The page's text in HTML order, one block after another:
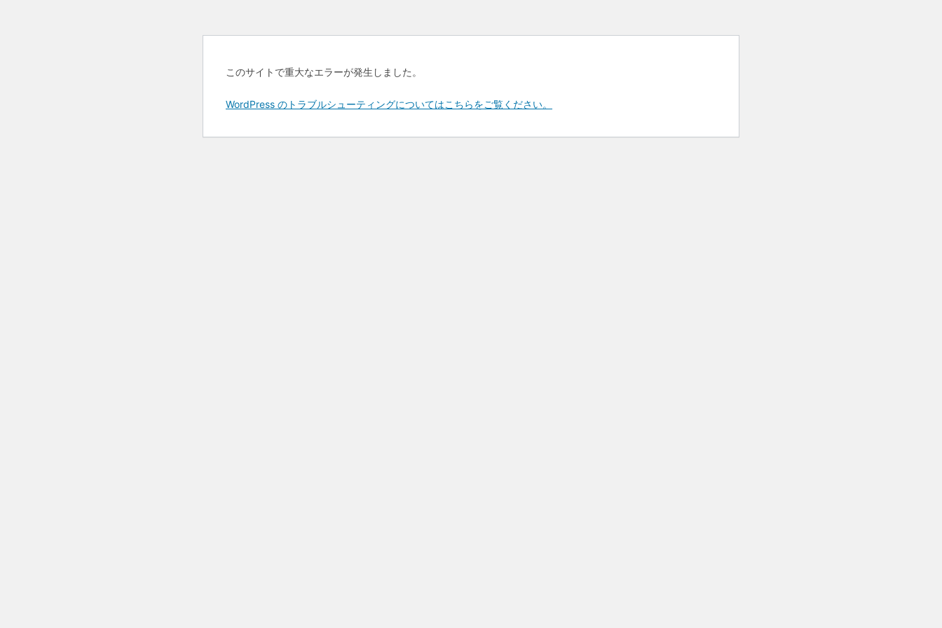
このサイトで重大なエラーが発生しました。
WordPress のトラブルシューティングについてはこちらをご覧ください。